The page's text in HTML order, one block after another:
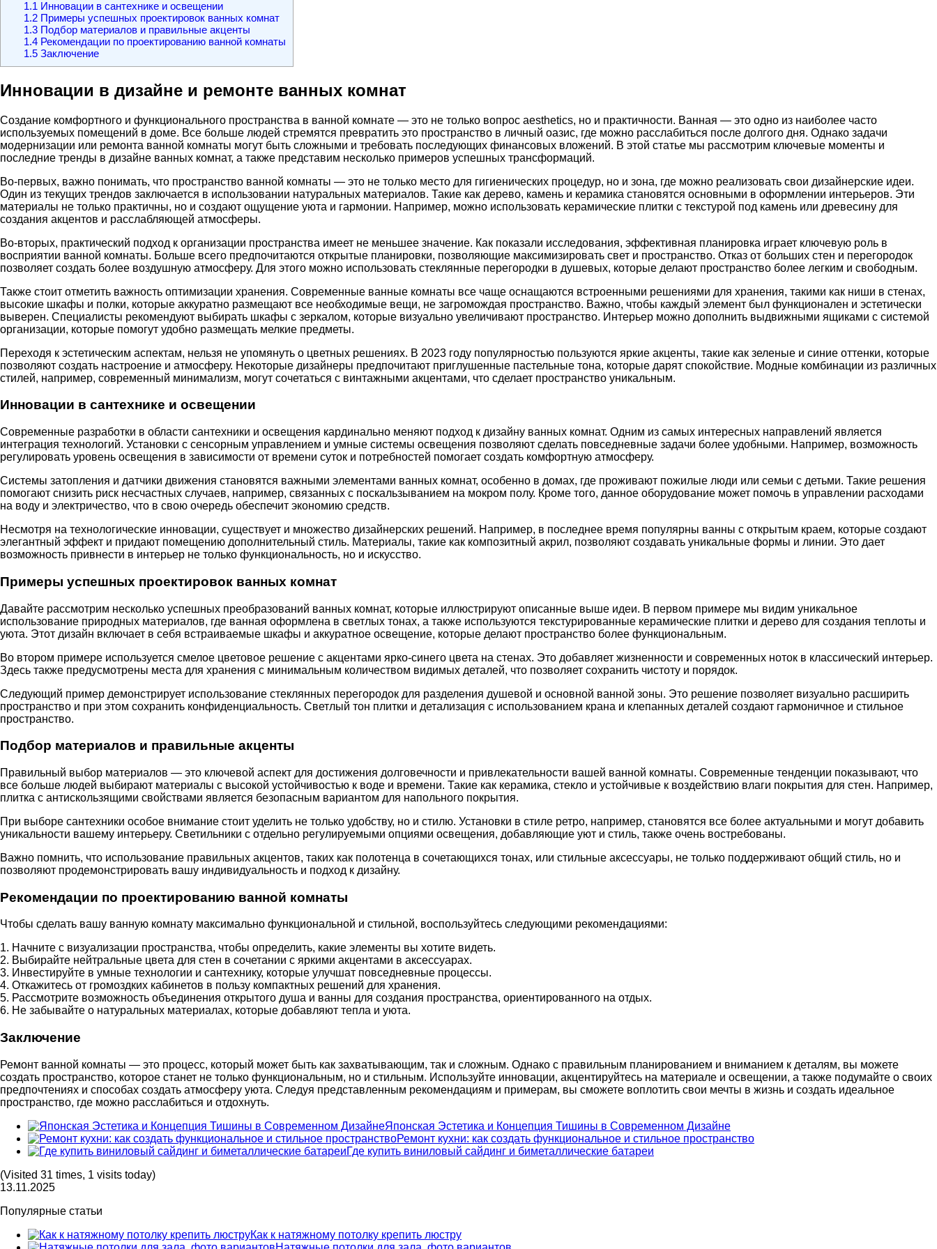
1.1 Инновации в сантехнике и освещении
1.2Примеры успешных проектировок ванных комнат
1.3Подбор материалов и правильные акценты
1.4Рекомендации по проектированию ванной комнаты
1.5Заключение
Инновации в дизайне и ремонте ванных комнат
Создание комфортного и функционального пространства в ванной комнате — это не только вопрос aesthetics, но и практичности. Ванная — это одно из наиболее часто
используемых помещений в доме. Все больше людей стремятся превратить это пространство в личный оазис, где можно расслабиться после долгого дня. Однако задачи
модернизации или ремонта ванной комнаты могут быть сложными и требовать последующих финансовых вложений. В этой статье мы рассмотрим ключевые моменты и
последние тренды в дизайне ванных комнат, а также представим несколько примеров успешных трансформаций.
Во-первых, важно понимать, что пространство ванной комнаты — это не только место для гигиенических процедур, но и зона, где можно реализовать свои дизайнерские идеи.
Один из текущих трендов заключается в использовании натуральных материалов. Такие как дерево, камень и керамика становятся основными в оформлении интерьеров. Эти
материалы не только практичны, но и создают ощущение уюта и гармонии. Например, можно использовать керамические плитки с текстурой под камень или древесину для
создания акцентов и расслабляющей атмосферы.
Во-вторых, практический подход к организации пространства имеет не меньшее значение. Как показали исследования, эффективная планировка играет ключевую роль в
восприятии ванной комнаты. Больше всего предпочитаются открытые планировки, позволяющие максимизировать свет и пространство. Отказ от больших стен и перегородок
позволяет создать более воздушную атмосферу. Для этого можно использовать стеклянные перегородки в душевых, которые делают пространство более легким и свободным.
Также стоит отметить важность оптимизации хранения. Современные ванные комнаты все чаще оснащаются встроенными решениями для хранения, такими как ниши в стенах,
высокие шкафы и полки, которые аккуратно размещают все необходимые вещи, не загромождая пространство. Важно, чтобы каждый элемент был функционален и эстетически
выверен. Специалисты рекомендуют выбирать шкафы с зеркалом, которые визуально увеличивают пространство. Интерьер можно дополнить выдвижными ящиками с системой
организации, которые помогут удобно размещать мелкие предметы.
Переходя к эстетическим аспектам, нельзя не упомянуть о цветных решениях. В 2023 году популярностью пользуются яркие акценты, такие как зеленые и синие оттенки, которые
позволяют создать настроение и атмосферу. Некоторые дизайнеры предпочитают приглушенные пастельные тона, которые дарят спокойствие. Модные комбинации из различных
стилей, например, современный минимализм, могут сочетаться с винтажными акцентами, что сделает пространство уникальным.
Инновации в сантехнике и освещении
Современные разработки в области сантехники и освещения кардинально меняют подход к дизайну ванных комнат. Одним из самых интересных направлений является
интеграция технологий. Установки с сенсорным управлением и умные системы освещения позволяют сделать повседневные задачи более удобными. Например, возможность
регулировать уровень освещения в зависимости от времени суток и потребностей помогает создать комфортную атмосферу.
Системы затопления и датчики движения становятся важными элементами ванных комнат, особенно в домах, где проживают пожилые люди или семьи с детьми. Такие решения
помогают снизить риск несчастных случаев, например, связанных с поскальзыванием на мокром полу. Кроме того, данное оборудование может помочь в управлении расходами
на воду и электричество, что в свою очередь обеспечит экономию средств.
Несмотря на технологические инновации, существует и множество дизайнерских решений. Например, в последнее время популярны ванны с открытым краем, которые создают
элегантный эффект и придают помещению дополнительный стиль. Материалы, такие как композитный акрил, позволяют создавать уникальные формы и линии. Это дает
возможность привнести в интерьер не только функциональность, но и искусство.
Примеры успешных проектировок ванных комнат
Давайте рассмотрим несколько успешных преобразований ванных комнат, которые иллюстрируют описанные выше идеи. В первом примере мы видим уникальное
использование природных материалов, где ванная оформлена в светлых тонах, а также используются текстурированные керамические плитки и дерево для создания теплоты и
уюта. Этот дизайн включает в себя встраиваемые шкафы и аккуратное освещение, которые делают пространство более функциональным.
Во втором примере используется смелое цветовое решение с акцентами ярко-синего цвета на стенах. Это добавляет жизненности и современных ноток в классический интерьер.
Здесь также предусмотрены места для хранения с минимальным количеством видимых деталей, что позволяет сохранить чистоту и порядок.
Следующий пример демонстрирует использование стеклянных перегородок для разделения душевой и основной ванной зоны. Это решение позволяет визуально расширить
пространство и при этом сохранить конфиденциальность. Светлый тон плитки и детализация с использованием крана и клепанных деталей создают гармоничное и стильное
пространство.
Подбор материалов и правильные акценты
Правильный выбор материалов — это ключевой аспект для достижения долговечности и привлекательности вашей ванной комнаты. Современные тенденции показывают, что
все больше людей выбирают материалы с высокой устойчивостью к воде и времени. Такие как керамика, стекло и устойчивые к воздействию влаги покрытия для стен. Например,
плитка с антискользящими свойствами является безопасным вариантом для напольного покрытия.
При выборе сантехники особое внимание стоит уделить не только удобству, но и стилю. Установки в стиле ретро, например, становятся все более актуальными и могут добавить
уникальности вашему интерьеру. Светильники с отдельно регулируемыми опциями освещения, добавляющие уют и стиль, также очень востребованы.
Важно помнить, что использование правильных акцентов, таких как полотенца в сочетающихся тонах, или стильные аксессуары, не только поддерживают общий стиль, но и
позволяют продемонстрировать вашу индивидуальность и подход к дизайну.
Рекомендации по проектированию ванной комнаты
Чтобы сделать вашу ванную комнату максимально функциональной и стильной, воспользуйтесь следующими рекомендациями:
1. Начните с визуализации пространства, чтобы определить, какие элементы вы хотите видеть.
2. Выбирайте нейтральные цвета для стен в сочетании с яркими акцентами в аксессуарах.
3. Инвестируйте в умные технологии и сантехнику, которые улучшат повседневные процессы.
4. Откажитесь от громоздких кабинетов в пользу компактных решений для хранения.
5. Рассмотрите возможность объединения открытого душа и ванны для создания пространства, ориентированного на отдых.
6. Не забывайте о натуральных материалах, которые добавляют тепла и уюта.
Заключение
Ремонт ванной комнаты — это процесс, который может быть как захватывающим, так и сложным. Однако с правильным планированием и вниманием к деталям, вы можете
создать пространство, которое станет не только функциональным, но и стильным. Используйте инновации, акцентируйтесь на материале и освещении, а также подумайте о своих
предпочтениях и способах создать атмосферу уюта. Следуя представленным рекомендациям и примерам, вы сможете воплотить свои мечты в жизнь и создать идеальное
пространство, где можно расслабиться и отдохнуть.
Японская Эстетика и Концепция Тишины в Современном Дизайне
Ремонт кухни: как создать функциональное и стильное пространство
Где купить виниловый сайдинг и биметаллические батареи
(Visited 31 times, 1 visits today)
13.11.2025
Популярные статьи
Как к натяжному потолку крепить люстру